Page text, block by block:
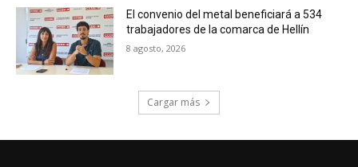
El convenio del metal beneficiará a 534
trabajadores de la comarca de Hellín
8 agosto, 2026
Cargar más